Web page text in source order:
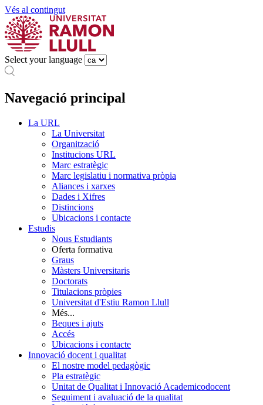
Vés al contingut
Select your language
Navegació principal
La URL
La Universitat
Organització
Institucions URL
Marc estratègic
Marc legislatiu i normativa pròpia
Aliances i xarxes
Dades i Xifres
Distincions
Ubicacions i contacte
Estudis
Nous Estudiants
Oferta formativa
Graus
Màsters Universitaris
Doctorats
Titulacions pròpies
Universitat d'Estiu Ramon Llull
Més...
Beques i ajuts
Accés
Ubicacions i contacte
Innovació docent i qualitat
El nostre model pedagògic
Pla estratègic
Unitat de Qualitat i Innovació Academicodocent
Seguiment i avaluació de la qualitat